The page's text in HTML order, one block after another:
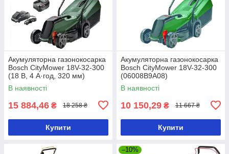
Акумуляторна газонокосарка
Bosch CityMower 18V-32-300
(18 В, 4 А·год, 320 мм)
(06008B9A07)
В наявності
15 884,46 ₴ 18 258 ₴
Купити
Акумуляторна газонокосарка
Bosch CityMower 18V-32-300
(06008B9A08)
В наявності
10 150,29 ₴ 11 667 ₴
Купити
–10%